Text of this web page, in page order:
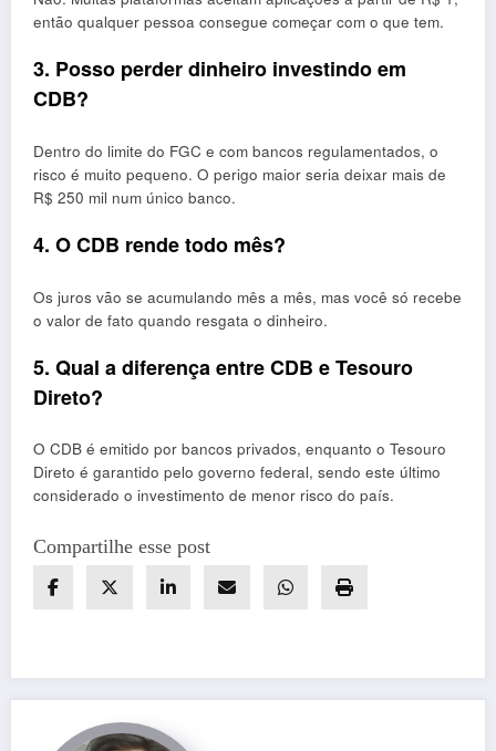
então qualquer pessoa consegue começar com o que tem.
3. Posso perder dinheiro investindo em
CDB?
Dentro do limite do FGC e com bancos regulamentados, o
risco é muito pequeno. O perigo maior seria deixar mais de
R$ 250 mil num único banco.
4. O CDB rende todo mês?
Os juros vão se acumulando mês a mês, mas você só recebe
o valor de fato quando resgata o dinheiro.
5. Qual a diferença entre CDB e Tesouro
Direto?
O CDB é emitido por bancos privados, enquanto o Tesouro
Direto é garantido pelo governo federal, sendo este último
considerado o investimento de menor risco do país.
Compartilhe esse post